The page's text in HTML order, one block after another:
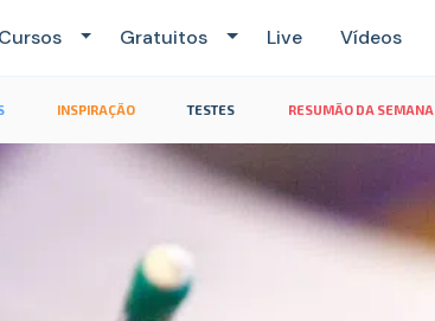
Cursos Gratuitos Live Vídeos
INSPIRAÇÃO TESTES RESUMÃO DA SEMANA